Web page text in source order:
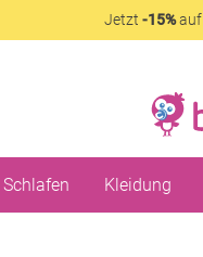
Jetzt -15%auf
Kleidung